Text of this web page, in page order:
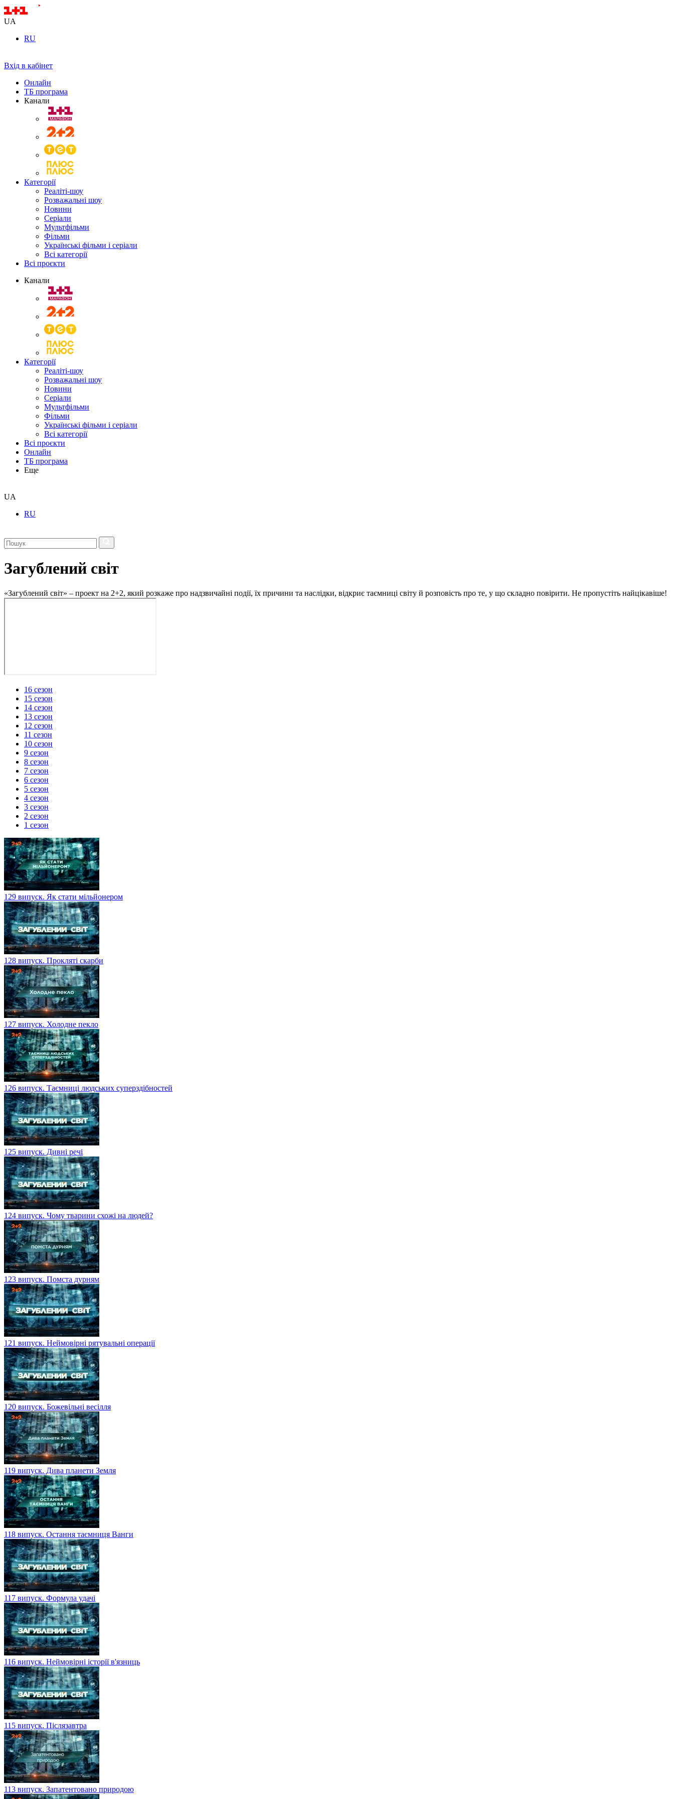
UA
RU
Вхід в кабінет
Онлайн
ТБ програма
Канали
Категорії
Реаліті-шоу
Розважальні шоу
Новини
Серіали
Мультфільми
Фільми
Українські фільми і серіали
Всі категорії
Всі проєкти
Канали
Категорії
Реаліті-шоу
Розважальні шоу
Новини
Серіали
Мультфільми
Фільми
Українські фільми і серіали
Всі категорії
Всі проєкти
Онлайн
ТБ програма
Еще
UA
RU
Загублений світ
«Загублений світ» – проект на 2+2, який розкаже про надзвичайні події, їх причини та наслідки, відкриє таємниці світу й розповість про те, у що складно повірити. Не пропустіть найцікавіше!
16 сезон
15 сезон
14 сезон
13 сезон
12 сезон
11 сезон
10 сезон
9 сезон
8 сезон
7 сезон
6 сезон
5 сезон
4 сезон
3 сезон
2 сезон
1 сезон
129 випуск. Як стати мільйонером
128 випуск. Прокляті скарби
127 випуск. Холодне пекло
126 випуск. Таємниці людських суперздібностей
125 випуск. Дивні речі
124 випуск. Чому тварини схожі на людей?
123 випуск. Помста дурням
121 випуск. Неймовірні рятувальні операції
120 випуск. Божевільні весілля
119 випуск. Дива планети Земля
118 випуск. Остання таємниця Ванги
117 випуск. Формула удачі
116 випуск. Неймовірні історії в'язниць
115 випуск. Післязавтра
113 випуск. Запатентовано природою